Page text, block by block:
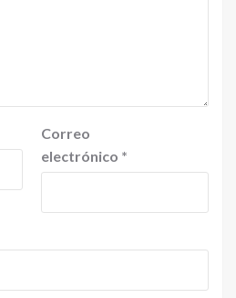
Correo
electrónico *